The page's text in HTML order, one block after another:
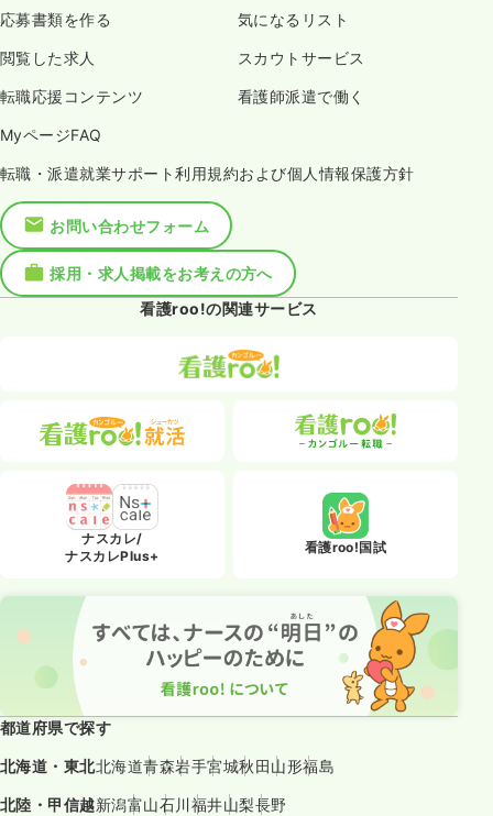
応募書類を作る 気になるリスト
閲覧した求人 スカウトサービス
転職応援コンテンツ 看護師派遣で働く
MyページFAQ
転職・派遣就業サポート利用規約および個人情報保護方針
お問い合わせフォーム
採用・求人掲載をお考えの方へ
看護roo!の関連サービス
ナスカレ/
ナスカレPlus+
看護roo!国試
都道府県で探す
北海道・東北北海道青森岩手宮城秋田山形福島
北陸・甲信越新潟富山石川福井山梨長野